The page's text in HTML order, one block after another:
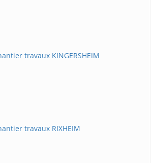
travaux KINGERSHEIM
travaux RIXHEIM